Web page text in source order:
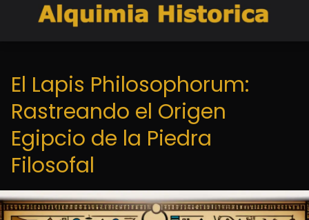
El Lapis Philosophorum:
Rastreando el Origen
Egipcio de la Piedra
Filosofal